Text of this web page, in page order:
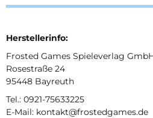
Herstellerinfo:
Frosted Games Spieleverlag
Rosestraße 24
95448 Bayreuth
Tel.: 0921-75633225
E-Mail: kontakt@frostedgames.de